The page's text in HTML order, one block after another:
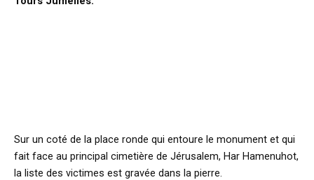
Sur un coté de la place ronde qui entoure le monument et qui
fait face au principal cimetière de Jérusalem, Har Hamenuhot,
la liste des victimes est gravée dans la pierre.